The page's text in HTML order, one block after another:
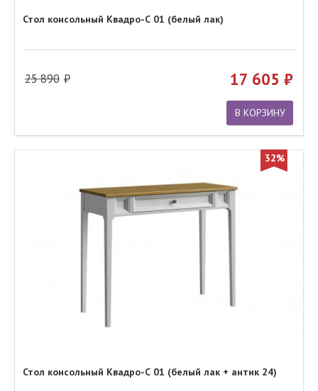
Стол консольный Квадро-С 01 (белый лак)
25 890 17 605
В КОРЗИНУ
32%
Стол консольный Квадро-С 01 (белый лак + антик 24)